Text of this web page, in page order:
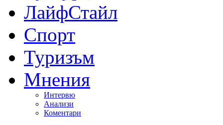
ЛайфСтайл
Спорт
Туризъм
Мнения
Интервю
Анализи
Коментари